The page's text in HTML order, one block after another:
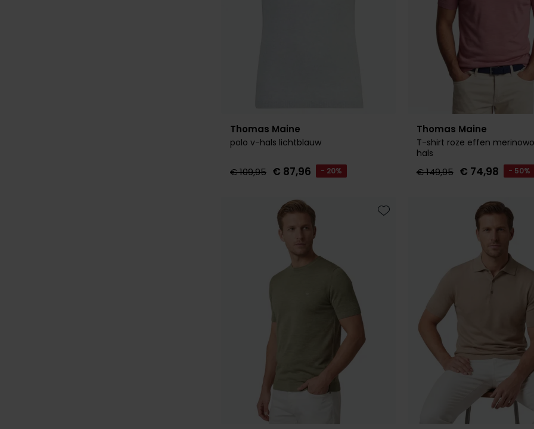
Thomas Maine
polo v-hals lichtblauw
€ 109,95 € 87,96 - 20%
Thomas Maine
T-shirt roze effen
hals
€ 149,95 € 74,98 - 50%
Toevoegen aan favorieten